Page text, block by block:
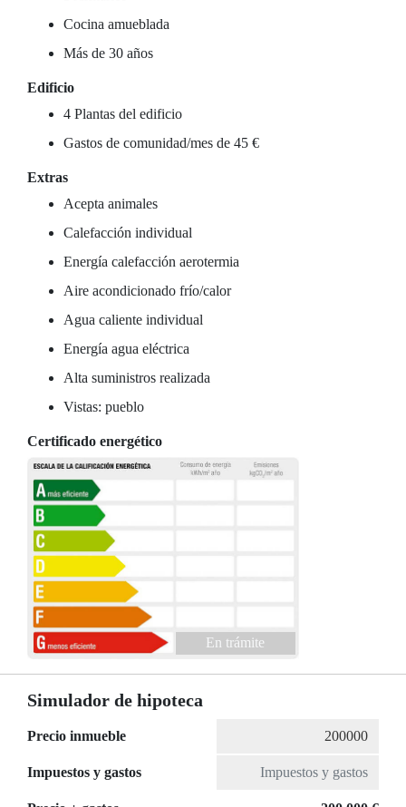
Cocina amueblada
Más de 30 años
Edificio
4 Plantas del edificio
Gastos de comunidad/mes de 45 €
Extras
Acepta animales
Calefacción individual
Energía calefacción aerotermia
Aire acondicionado frío/calor
Agua caliente individual
Energía agua eléctrica
Alta suministros realizada
Vistas: pueblo
Certificado energético
En trámite
Simulador de hipoteca
Precio inmueble
Impuestos y gastos